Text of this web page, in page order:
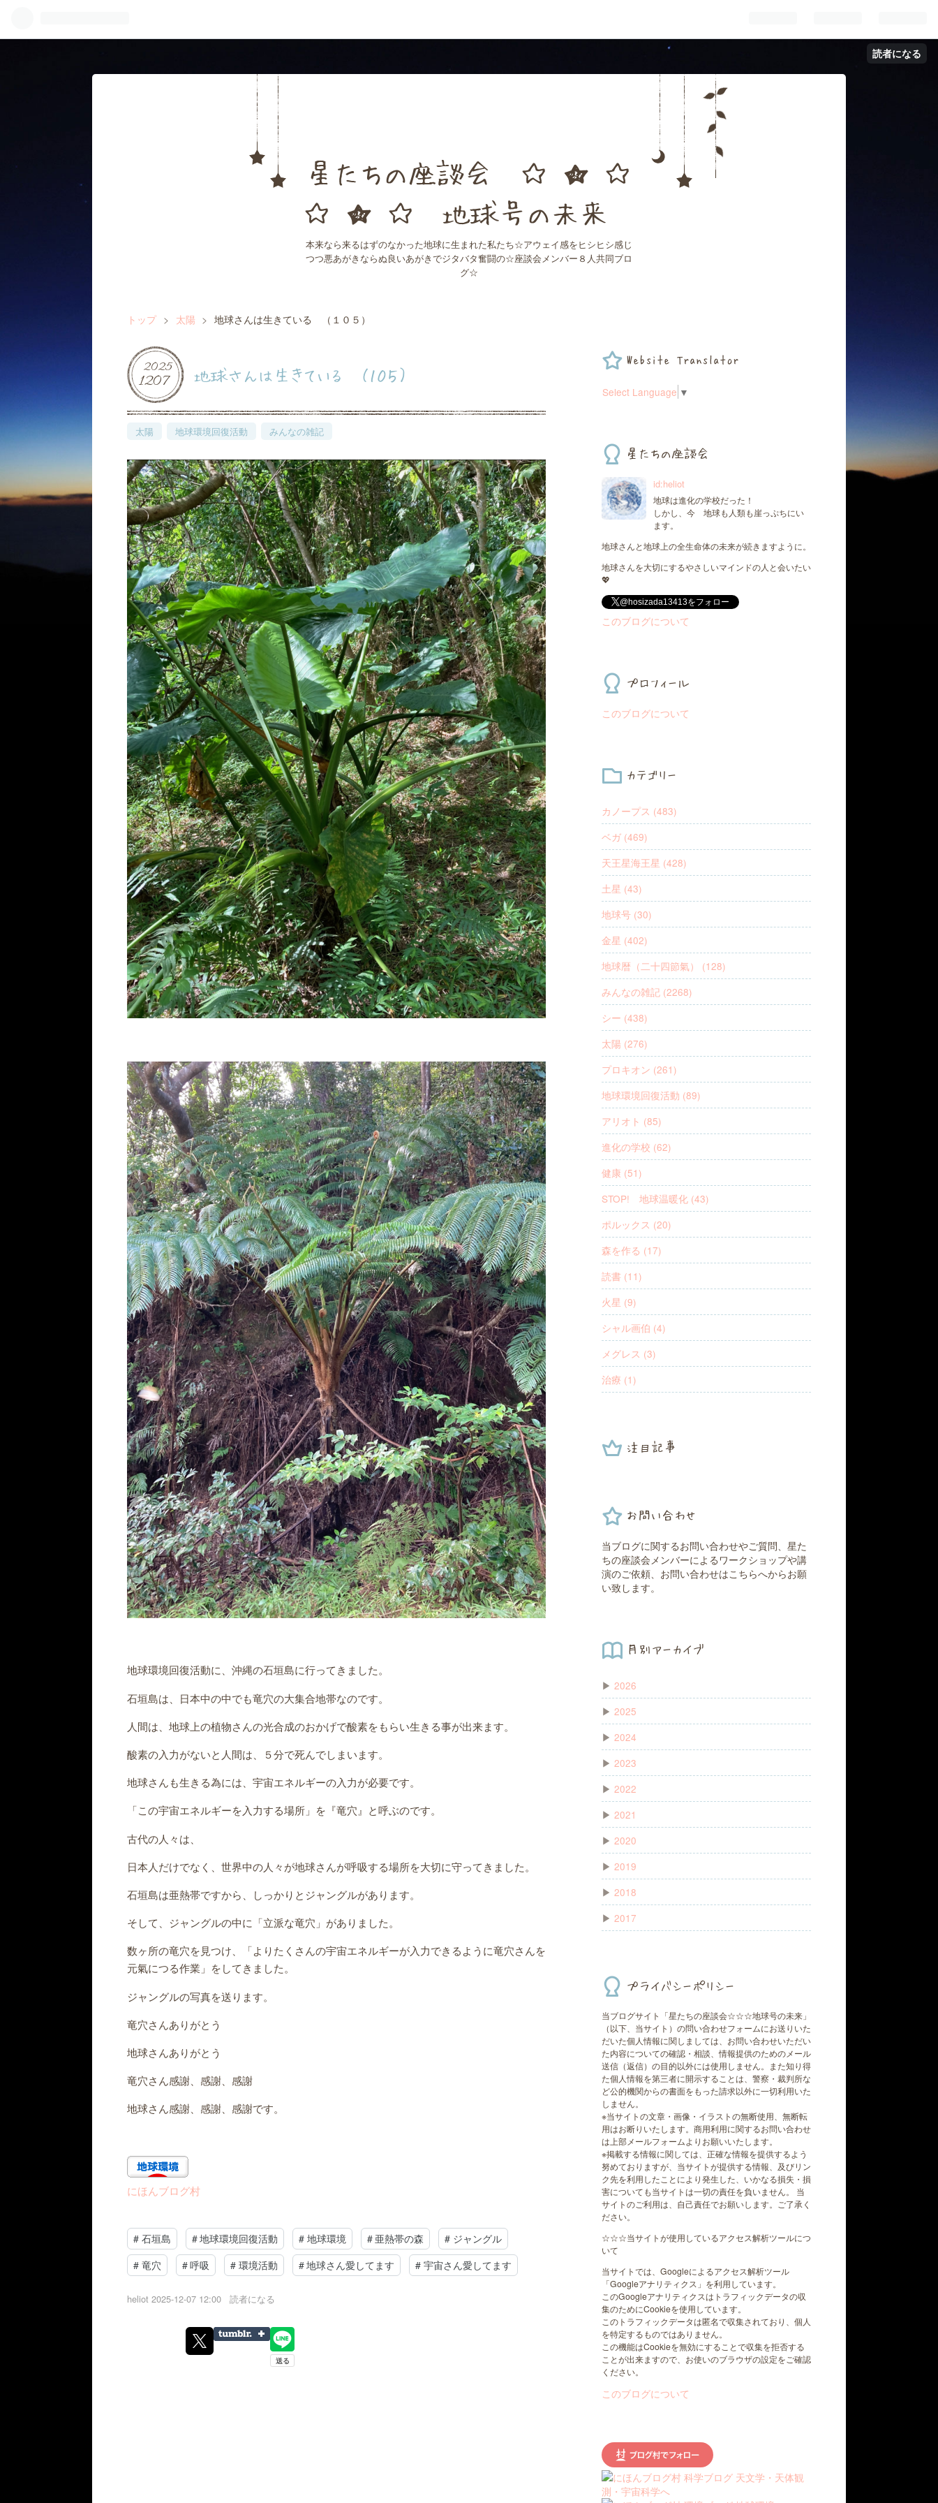
読者になる
星たちの座談会 ☆ ★ ☆
☆ ★ ☆ 地球号の未来
本来なら来るはずのなかった地球に生まれた私たち☆アウェイ感をヒシヒシ感じ
つつ悪あがきならぬ良いあがきでジタバタ奮闘の☆座談会メンバー８人共同ブロ
グ☆
トップ > 太陽 > 地球さんは生きている （１０５）
2025
1207 地球さんは生きている （１０５）
太陽 地球環境回復活動 みんなの雑記
地球環境回復活動に、沖縄の石垣島に行ってきました。
石垣島は、日本中の中でも竜穴の大集合地帯なのです。
人間は、地球上の植物さんの光合成のおかげで酸素をもらい生きる事が出来ます。
酸素の入力がないと人間は、５分で死んでしまいます。
地球さんも生きる為には、宇宙エネルギーの入力が必要です。
「この宇宙エネルギーを入力する場所」を『竜穴』と呼ぶのです。
古代の人々は、
日本人だけでなく、世界中の人々が地球さんが呼吸する場所を大切に守ってきました。
石垣島は亜熱帯ですから、しっかりとジャングルがあります。
そして、ジャングルの中に「立派な竜穴」がありました。
数ヶ所の竜穴を見つけ、「よりたくさんの宇宙エネルギーが入力できるように竜穴さんを
元氣につる作業」をしてきました。
ジャングルの写真を送ります。
竜穴さんありがとう
地球さんありがとう
竜穴さん感謝、感謝、感謝
地球さん感謝、感謝、感謝です。
にほんブログ村
# 石垣島 #地球環境回復活動 # 地球環境 # 亜熱帯の森 # ジャングル
# 竜穴 #呼吸 # 環境活動 #地球さん愛してます # 宇宙さん愛してます
heliot 2025-12-07 12:00 読者になる
Website Translator
Select Language ▼
星たちの座談会
id:heliot
地球は進化の学校だった！
しかし、今 地球も人類も崖っぷちにい
ます。
地球さんと地球上の全生命体の未来が続きますように。
地球さんを大切にするやさしいマインドの人と会いたい
💖
@hosizada13413をフォロー
このブログについて
プロフィール
このブログについて
カテゴリー
カノープス (483)
ベガ (469)
天王星海王星 (428)
土星 (43)
地球号 (30)
金星 (402)
地球暦（二十四節氣） (128)
みんなの雑記 (2268)
シー (438)
太陽 (276)
プロキオン (261)
地球環境回復活動 (89)
アリオト (85)
進化の学校 (62)
健康 (51)
STOP! 地球温暖化 (43)
ポルックス (20)
森を作る (17)
読書 (11)
火星 (9)
シャル画伯 (4)
メグレス (3)
治療 (1)
注目記事
お問い合わせ
当ブログに関するお問い合わせやご質問、星た
ちの座談会メンバーによるワークショップや講
演のご依頼、お問い合わせはこちらへからお願
い致します。
月別アーカイブ
▶ 2026
▶ 2025
▶ 2024
▶ 2023
▶ 2022
▶ 2021
▶ 2020
▶ 2019
▶ 2018
▶ 2017
プライバシーポリシー
当ブログサイト「星たちの座談会☆☆☆地球号の未来」
（以下、当サイト）の問い合わせフォームにお送りいた
だいた個人情報に関しましては、お問い合わせいただい
た内容についての確認・相談、情報提供のためのメール
送信（返信）の目的以外には使用しません。また知り得
た個人情報を第三者に開示することは、警察・裁判所な
ど公的機関からの書面をもった請求以外に一切利用いた
しません。
※当サイトの文章・画像・イラストの無断使用、無断転
用はお断りいたします。商用利用に関するお問い合わせ
は上部メールフォームよりお願いいたします。
※掲載する情報に関しては、正確な情報を提供するよう
努めておりますが、当サイトが提供する情報、及びリン
ク先を利用したことにより発生した、いかなる損失・損
害についても当サイトは一切の責任を負いません。 当
サイトのご利用は、自己責任でお願いします。ご了承く
ださい。
☆☆☆当サイトが使用しているアクセス解析ツールにつ
いて
当サイトでは、Googleによるアクセス解析ツール
「Googleアナリティクス」を利用しています。
このGoogleアナリティクスはトラフィックデータの収
集のためにCookieを使用しています。
このトラフィックデータは匿名で収集されており、個人
を特定するものではありません。
この機能はCookieを無効にすることで収集を拒否する
ことが出来ますので、お使いのブラウザの設定をご確認
ください。
このブログについて